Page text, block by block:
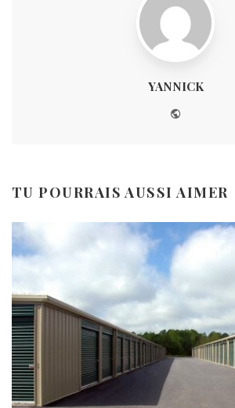
YANNICK
TU POURRAIS AUSSI AIMER